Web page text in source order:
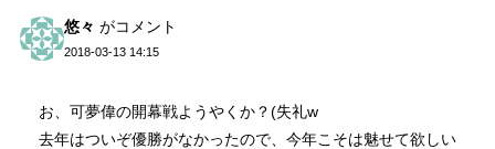
悠々 がコメント
2018-03-13 14:15
お、可夢偉の開幕戦ようやくか？(失礼w
去年はついぞ優勝がなかったので、今年こそは魅せて欲しい